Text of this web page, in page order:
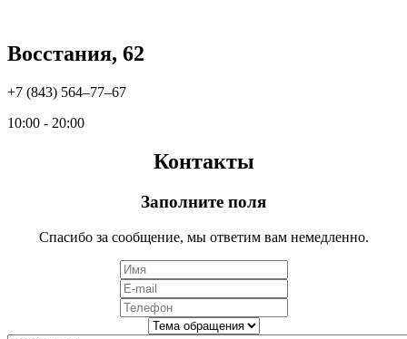
Восстания, 62
+7 (843) 564‒77‒67
10:00 - 20:00
Контакты
Заполните поля
Спасибо за сообщение, мы ответим вам немедленно.